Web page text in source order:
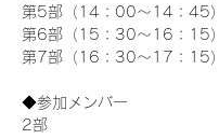
第5部（14：00～14：45）
第6部（15：30～16：15）
第7部（16：30～17：15）
◆参加メンバー
2部